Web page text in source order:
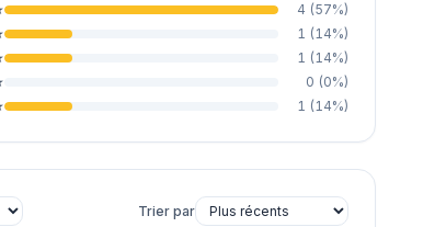
4 (57%)
1 (14%)
1 (14%)
0 (0%)
1 (14%)
Trier par